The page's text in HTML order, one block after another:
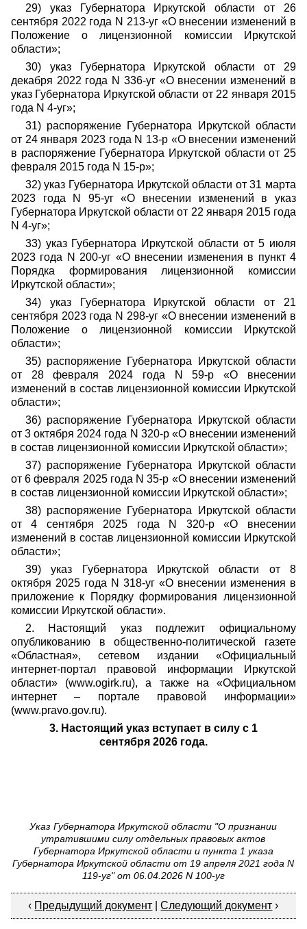
29) указ Губернатора Иркутской области от 26
сентября 2022 года N 213-уг «О внесении изменений в
Положение о лицензионной комиссии Иркутской
области»;
30) указ Губернатора Иркутской области от 29
декабря 2022 года N 336-уг «О внесении изменений в
указ Губернатора Иркутской области от 22 января 2015
года N 4-уг»;
31) распоряжение Губернатора Иркутской области
от 24 января 2023 года N 13-р «О внесении изменений
в распоряжение Губернатора Иркутской области от 25
февраля 2015 года N 15-р»;
32) указ Губернатора Иркутской области от 31 марта
2023 года N 95-уг «О внесении изменений в указ
Губернатора Иркутской области от 22 января 2015 года
N 4-уг»;
33) указ Губернатора Иркутской области от 5 июля
2023 года N 200-уг «О внесении изменения в пункт 4
Порядка формирования лицензионной комиссии
Иркутской области»;
34) указ Губернатора Иркутской области от 21
сентября 2023 года N 298-уг «О внесении изменений в
Положение о лицензионной комиссии Иркутской
области»;
35) распоряжение Губернатора Иркутской области
от 28 февраля 2024 года N 59-р «О внесении
изменений в состав лицензионной комиссии Иркутской
области»;
36) распоряжение Губернатора Иркутской области
от 3 октября 2024 года N 320-р «О внесении изменений
в состав лицензионной комиссии Иркутской области»;
37) распоряжение Губернатора Иркутской области
от 6 февраля 2025 года N 35-р «О внесении изменений
в состав лицензионной комиссии Иркутской области»;
38) распоряжение Губернатора Иркутской области
от 4 сентября 2025 года N 320-р «О внесении
изменений в состав лицензионной комиссии Иркутской
области»;
39) указ Губернатора Иркутской области от 8
октября 2025 года N 318-уг «О внесении изменения в
приложение к Порядку формирования лицензионной
комиссии Иркутской области».
2. Настоящий указ подлежит официальному
опубликованию в общественно-политической газете
«Областная», сетевом издании «Официальный
интернет-портал правовой информации Иркутской
области» (www.ogirk.ru), а также на «Официальном
интернет – портале правовой информации»
(www.pravo.gov.ru).
3. Настоящий указ вступает в силу с 1
сентября 2026 года.
Указ Губернатора Иркутской области "О признании
утратившими силу отдельных правовых актов
Губернатора Иркутской области и пункта 1 указа
Губернатора Иркутской области от 19 апреля 2021 года N
119-уг" от 06.04.2026 N 100-уг
‹ Предыдущий документ |Следующий документ ›